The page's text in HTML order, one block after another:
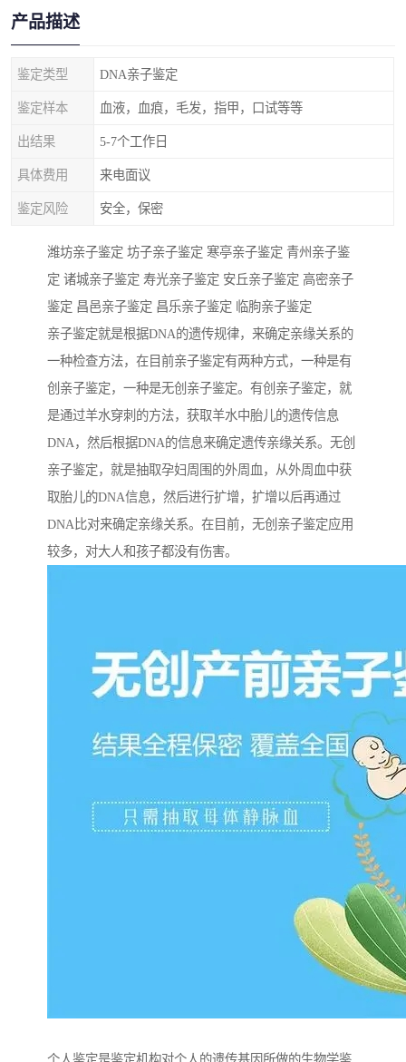
产品描述
鉴定类型 DNA亲子鉴定
鉴定样本 血液，血痕，毛发，指甲，口试等等
出结果 5-7个工作日
具体费用 来电面议
鉴定风险 安全，保密
潍坊亲子鉴定 坊子亲子鉴定 寒亭亲子鉴定 青州亲子鉴
定 诸城亲子鉴定 寿光亲子鉴定 安丘亲子鉴定 高密亲子
鉴定 昌邑亲子鉴定 昌乐亲子鉴定 临朐亲子鉴定
亲子鉴定就是根据DNA的遗传规律，来确定亲缘关系的
一种检查方法，在目前亲子鉴定有两种方式，一种是有
创亲子鉴定，一种是无创亲子鉴定。有创亲子鉴定，就
是通过羊水穿刺的方法，获取羊水中胎儿的遗传信息
DNA，然后根据DNA的信息来确定遗传亲缘关系。无创
亲子鉴定，就是抽取孕妇周围的外周血，从外周血中获
取胎儿的DNA信息，然后进行扩增，扩增以后再通过
DNA比对来确定亲缘关系。在目前，无创亲子鉴定应用
较多，对大人和孩子都没有伤害。